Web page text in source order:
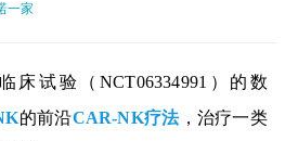
一家
临床试验（ NCT06334991 ）的数
的前沿CAR-NK疗法，治疗一类